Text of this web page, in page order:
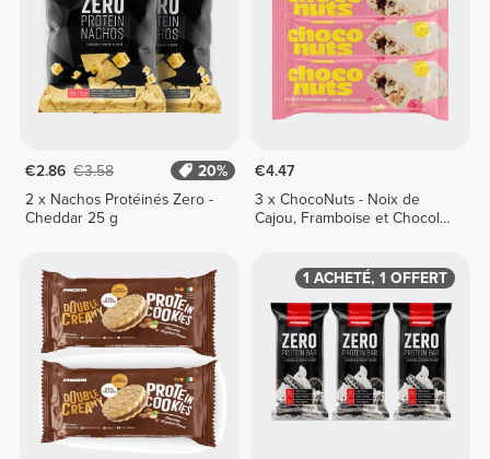
€2.86 €3.58
20%
2 x Nachos Protéinés Zero -
Cheddar 25 g
€4.47
3 x ChocoNuts - Noix de
Cajou, Framboise et Chocolat
1 ACHETÉ, 1 OFFERT